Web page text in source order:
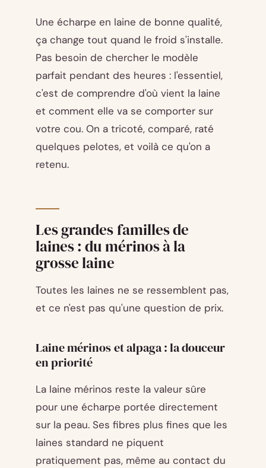
Une écharpe en laine de bonne qualité,
ça change tout quand le froid s'installe.
Pas besoin de chercher le modèle
parfait pendant des heures : l'essentiel,
c'est de comprendre d'où vient la laine
et comment elle va se comporter sur
votre cou. On a tricoté, comparé, raté
quelques pelotes, et voilà ce qu'on a
retenu.
Les grandes familles de
laines : du mérinos à la
grosse laine
Toutes les laines ne se ressemblent pas,
et ce n'est pas qu'une question de prix.
Laine mérinos et alpaga : la douceur
en priorité
La laine mérinos reste la valeur sûre
pour une écharpe portée directement
sur la peau. Ses fibres plus fines que les
laines standard ne piquent
pratiquement pas, même au contact du